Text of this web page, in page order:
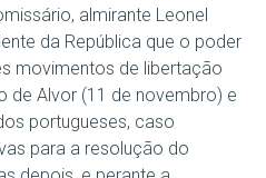
almirante Leonel
da República que o poder
movimentos de libertação
de Alvor (11 de novembro) e
portugueses, caso
para a resolução do